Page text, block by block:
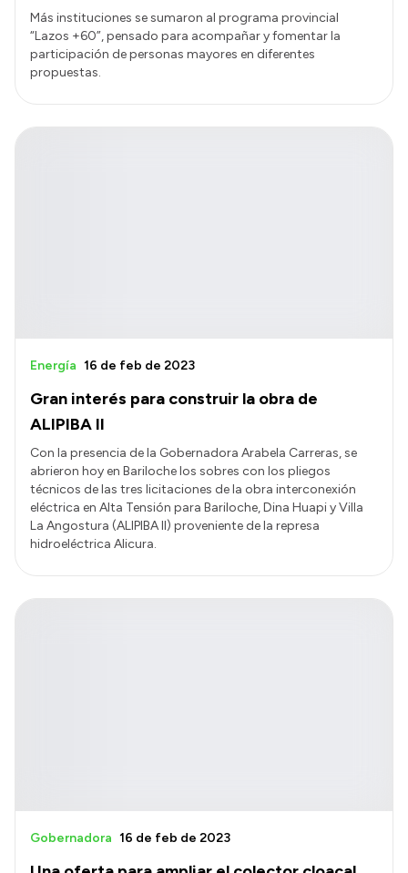
Más instituciones se sumaron al programa provincial
“Lazos +60”, pensado para acompañar y fomentar la
participación de personas mayores en diferentes
propuestas.
Gran interés para construir la obra de
ALIPIBA II
Energía 16 de feb de 2023
Con la presencia de la Gobernadora Arabela Carreras, se
abrieron hoy en Bariloche los sobres con los pliegos
técnicos de las tres licitaciones de la obra interconexión
eléctrica en Alta Tensión para Bariloche, Dina Huapi y Villa
La Angostura (ALIPIBA II) proveniente de la represa
hidroeléctrica Alicura.
Gobernadora 16 de feb de 2023